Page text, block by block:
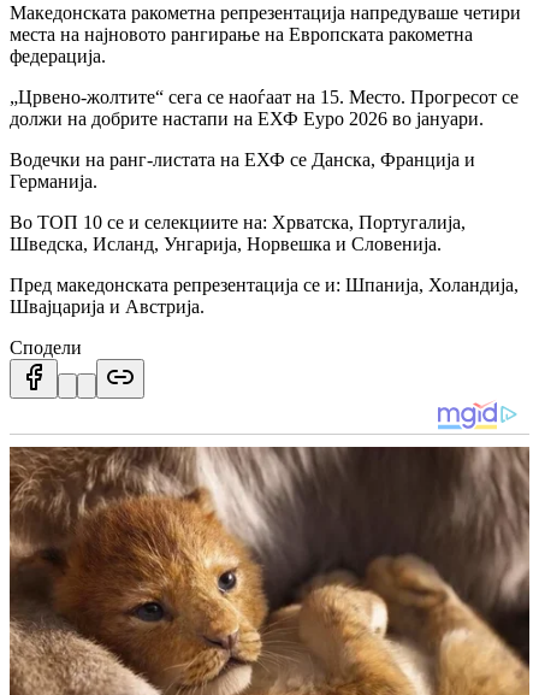
Македонската ракометна репрезентација напредуваше четири
места на најновото рангирање на Европската ракометна
федерација.
„Црвено-жолтите“ сега се наоѓаат на 15. Место. Прогресот се
должи на добрите настапи на ЕХФ Еуро 2026 во јануари.
Водечки на ранг-листата на ЕХФ се Данска, Франција и
Германија.
Во ТОП 10 се и селекциите на: Хрватска, Португалија,
Шведска, Исланд, Унгарија, Норвешка и Словенија.
Пред македонската репрезентација се и: Шпанија, Холандија,
Швајцарија и Австрија.
Сподели